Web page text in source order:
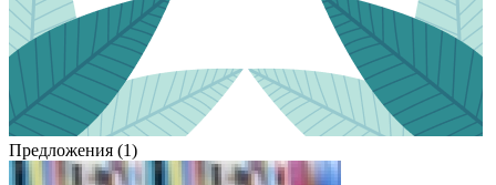
Предложения (1)